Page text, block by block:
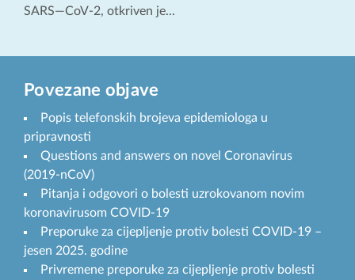
SARS—CoV-2, otkriven je...
Povezane objave
Popis telefonskih brojeva epidemiologa u
pripravnosti
Questions and answers on novel Coronavirus
(2019-nCoV)
Pitanja i odgovori o bolesti uzrokovanom novim
koronavirusom COVID-19
Preporuke za cijepljenje protiv bolesti COVID-19 –
jesen 2025. godine
Privremene preporuke za cijepljenje protiv bolesti